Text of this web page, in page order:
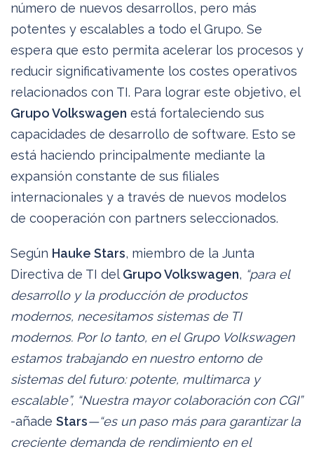
número de nuevos desarrollos, pero más
potentes y escalables a todo el Grupo. Se
espera que esto permita acelerar los procesos y
reducir significativamente los costes operativos
relacionados con TI. Para lograr este objetivo, el
Grupo Volkswagen está fortaleciendo sus
capacidades de desarrollo de software. Esto se
está haciendo principalmente mediante la
expansión constante de sus filiales
internacionales y a través de nuevos modelos
de cooperación con partners seleccionados.
Según Hauke Stars, miembro de la Junta
Directiva de TI delGrupo Volkswagen, “para el
desarrollo y la producción de productos
modernos, necesitamos sistemas de TI
modernos. Por lo tanto, en el Grupo Volkswagen
estamos trabajando en nuestro entorno de
sistemas del futuro: potente, multimarca y
escalable”, “Nuestra mayor colaboración con CGI”
-añade Stars—“es un paso más para garantizar la
creciente demanda de rendimiento en el